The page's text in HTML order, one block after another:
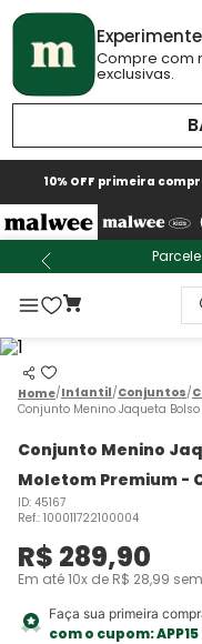
Compre com
exclusivas.
10% OFF primeira
Infantil Conjuntos
Conjunto Menino Jaqueta
Conjunto Menino
Moletom Premium -
ID: 45167
Ref.: 100011722100004
R$ 289,90
Em até10x de R$ 28,99
Faça sua primeira
com o cupom:APP15